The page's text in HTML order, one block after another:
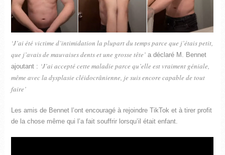
‘J’ai été victime d’intimidation la plupart du temps parce que j’étais petit,
que j’avais de mauvaises dents et une grosse tête’a déclaré M. Bennet
ajoutant : ‘J’ai accepté cette maladie parce qu’elle est vraiment géniale,
même avec la dysplasie cléidocrânienne, je suis encore capable de tout
faire’
Les amis de Bennet l’ont encouragé à rejoindre TikTok et à tirer profit
de la chose même qui l’a fait souffrir lorsqu’il était enfant.